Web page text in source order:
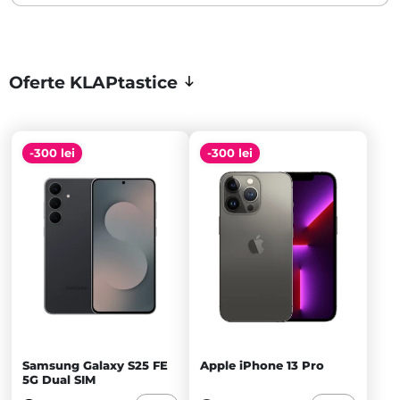
Oferte KLAPtastice
-300 lei
Samsung Galaxy S25 FE
5G Dual SIM
-300 lei
Apple iPhone 13 Pro